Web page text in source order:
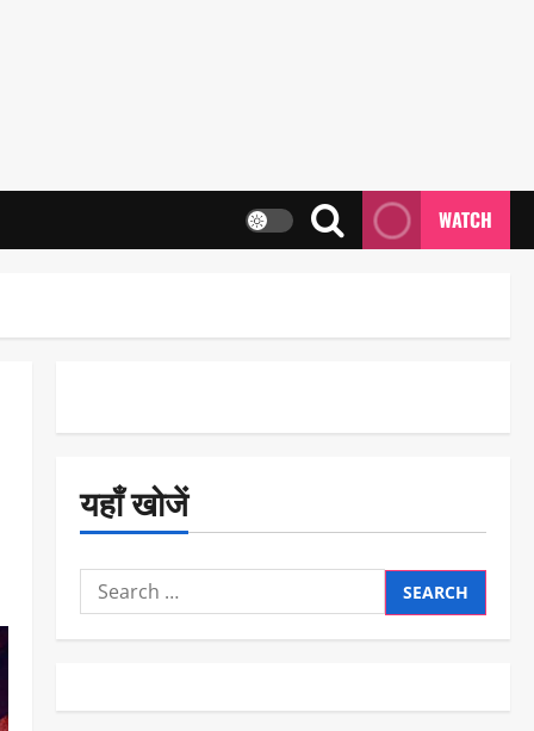
WATCH
यहाँ खोजें
Search
for: